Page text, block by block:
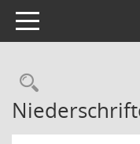
Toggle navigation